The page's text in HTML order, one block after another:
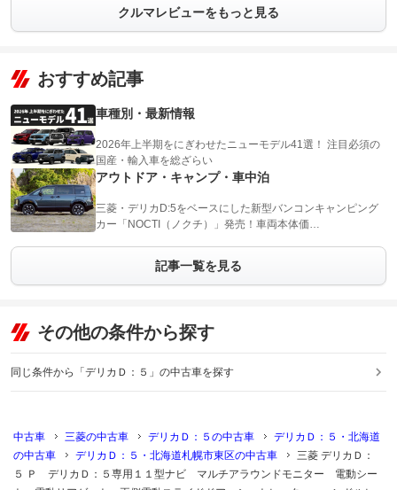
クルマレビューをもっと見る
おすすめ記事
車種別・最新情報
2026年上半期をにぎわせたニューモデル41選！ 注目必須の
国産・輸入車を総ざらい
アウトドア・キャンプ・車中泊
三菱・デリカD:5をベースにした新型バンコンキャンピング
カー「NOCTI（ノクチ）」発売！車両本体価…
記事一覧を見る
その他の条件から探す
同じ条件から「デリカＤ：５」の中古車を探す
中古車 三菱の中古車 デリカＤ：５の中古車
デリカＤ：５・北海道
の中古車
デリカＤ：５・北海道札幌市東区の中古車
三菱 デリカＤ：
５ Ｐ デリカＤ：５専用１１型ナビ マルチアラウンドモニター 電動シー